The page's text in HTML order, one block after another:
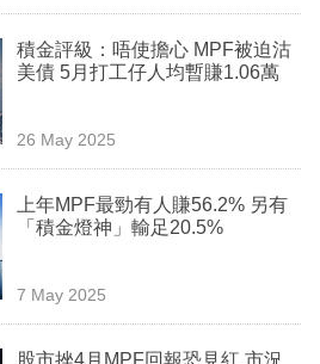
積金評級：唔使擔心 MPF被迫沽
美債 5月打工仔人均暫賺1.06萬
26 May 2025
上年MPF最勁有人賺56.2% 另有
「積金燈神」輸足20.5%
7 May 2025
股市挫4月MPF回報恐見紅 市況